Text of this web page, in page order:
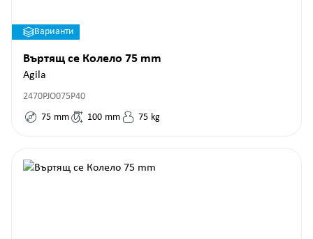
Варианти
Въртящ се Колело 75 mm
Agila
2470PJO075P40
75 mm 100 mm 75 kg